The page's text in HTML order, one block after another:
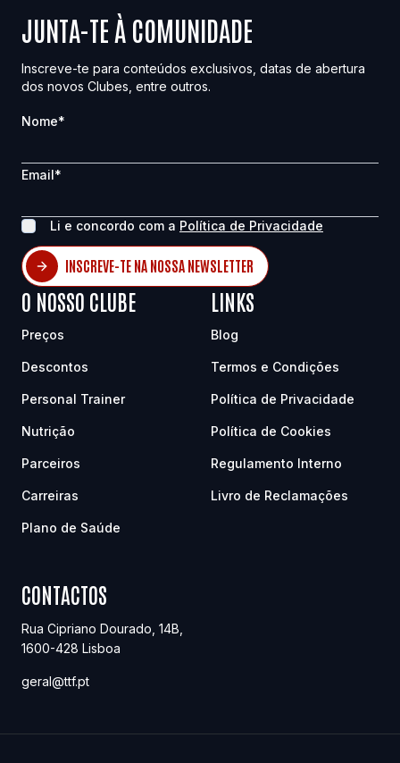
JUNTA-TE À COMUNIDADE
Inscreve-te para conteúdos exclusivos, datas de abertura
dos novos Clubes, entre outros.
Nome*
Email*
Li e concordo com a Política de Privacidade
INSCREVE-TE NA NOSSA NEWSLETTER
O NOSSO CLUBE
Preços
Descontos
Personal Trainer
Nutrição
Parceiros
Carreiras
Plano de Saúde
LINKS
Blog
Termos e Condições
Política de Privacidade
Política de Cookies
Regulamento Interno
Livro de Reclamações
CONTACTOS
Rua Cipriano Dourado, 14B
1600-428 Lisboa
geral@ttf.pt